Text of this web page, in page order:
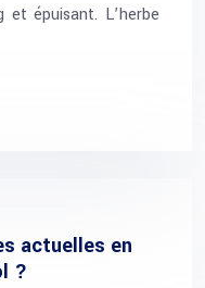
épuisant. L’herbe
actuelles en
?